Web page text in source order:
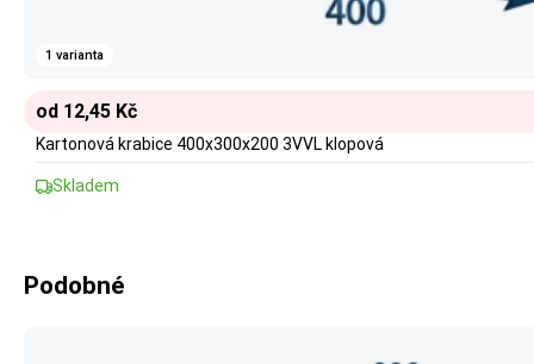
1 varianta
od 12,45 Kč
Kartonová krabice 400x300x200 3VVL klopová
Skladem
Podobné